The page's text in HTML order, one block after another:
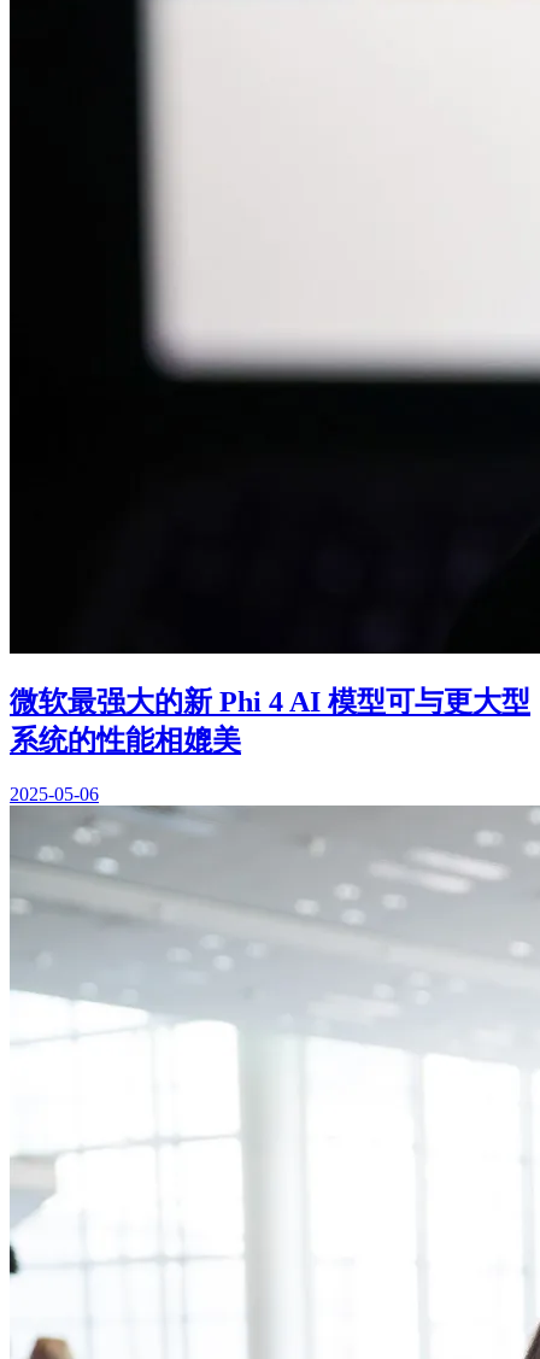
微软最强大的新 Phi 4 AI 模型可与更大型
系统的性能相媲美
2025-05-06